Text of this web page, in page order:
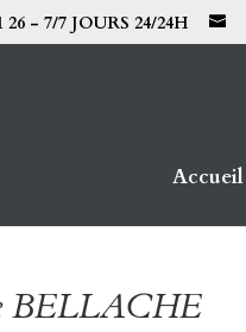
26 - 7/7 JOURS 24/24H
Accueil
BELLACHE